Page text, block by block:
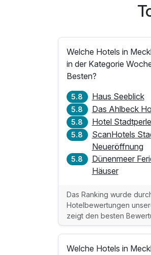
Welche Hotels in
in der Kategorie
Besten?
5.8 Haus Seeblick
5.8 Das Ahlbeck
5.8 Hotel
5.8
ScanHotels
Neueröffnung
5.8
Dünenmeer
Häuser
Das Ranking wurde
Hotelbewertungen
zeigt den besten
Welche Hotels in